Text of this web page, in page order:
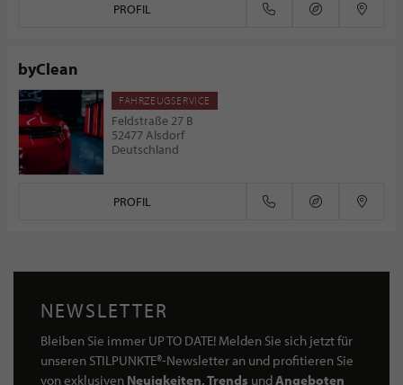
PROFIL
byClean
FAHRZEUGSERVICE
Feldstraße 27 B
52477 Alsdorf
Deutschland
PROFIL
NEWSLETTER
Bleiben Sie immer UP TO DATE! Melden Sie sich jetzt für
unseren STILPUNKTE®-Newsletter an und profitieren Sie
von exklusiven Neuigkeiten, Trends undAngeboten